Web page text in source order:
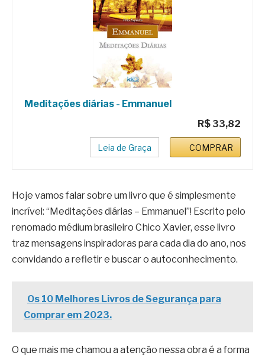
Meditações diárias - Emmanuel
R$ 33,82
Leia de Graça COMPRAR
Hoje vamos falar sobre um livro que é simplesmente
incrível: “Meditações diárias – Emmanuel”! Escrito pelo
renomado médium brasileiro Chico Xavier, esse livro
traz mensagens inspiradoras para cada dia do ano, nos
convidando a refletir e buscar o autoconhecimento.
Os 10 Melhores Livros de Segurança para
Comprar em 2023.
O que mais me chamou a atenção nessa obra é a forma